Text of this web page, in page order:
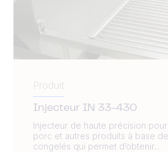
Produit
Injecteur IN 33-430
Injecteur de haute précision
porc et autres produits à base
congelés qui permet d’obtenir...